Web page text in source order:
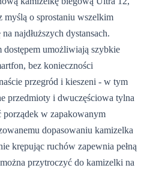
myślą o sprostaniu wszelkim
najdłuższych dystansach.
dostępem umożliwiają szybkie
bez konieczności
przegród i kieszeni - w tym
przedmioty i dwuczęściowa tylna
w zapakowanym
dopasowaniu kamizelka
krępując ruchów zapewnia pełną
przytroczyć do kamizelki na